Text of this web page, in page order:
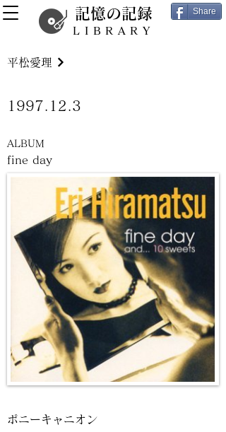
記憶の記録
LIBRARY
Share
fine day
平松愛理
1997.12.3
ALBUM
ポニーキャニオン